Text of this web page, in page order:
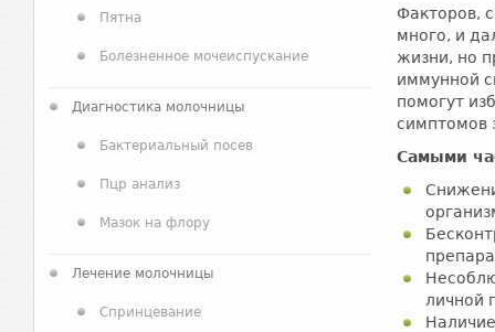
Пятна
Болезненное мочеиспускание
Диагностика молочницы
Бактериальный посев
Пцр анализ
Мазок на флору
Лечение молочницы
Спринцевание
Факторов,
много, и
жизни, но
иммунной
помогут
симптомов
Самыми
личной